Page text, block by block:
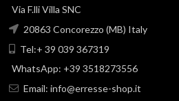
Via F.lli Villa SNC
20863 Concorezzo (MB) Italy
Tel:+ 39 039 367319
WhatsApp: +39 3518273556
Email: info@erresse-shop.it